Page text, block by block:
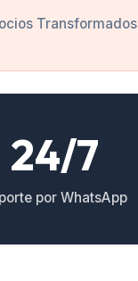
Transformados
24/7
por WhatsApp